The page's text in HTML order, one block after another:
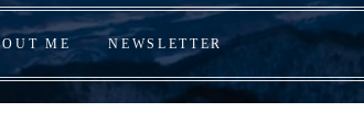
ME NEWSLETTER